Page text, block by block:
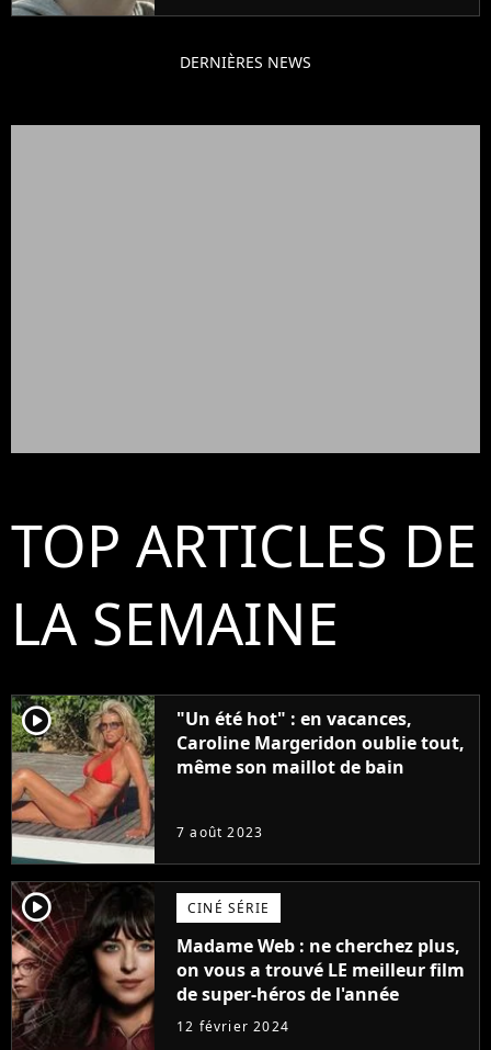
DERNIÈRES NEWS
TOP ARTICLES DE
LA SEMAINE
player2
"Un été hot" : en vacances,
Caroline Margeridon oublie tout,
même son maillot de bain
7 août 2023
player2 CINÉ SÉRIE
Madame Web : ne cherchez plus,
on vous a trouvé LE meilleur film
de super-héros de l'année
12 février 2024